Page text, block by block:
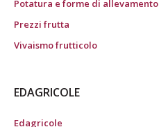
Potatura e forme di allevamento
Prezzi frutta
Vivaismo frutticolo
EDAGRICOLE
Edagricole